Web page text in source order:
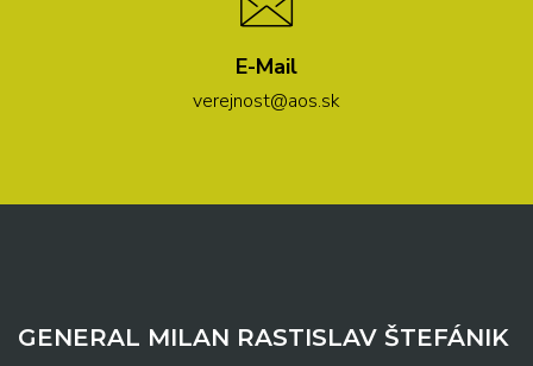
E-Mail
verejnost@aos.sk
GENERAL MILAN RASTISLAV ŠTEFÁNIK